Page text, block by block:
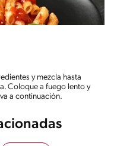
y mezcla hasta
Coloque a fuego lento y
a continuación.